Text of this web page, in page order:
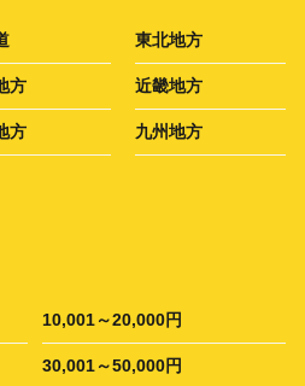
東北地方
方 近畿地方
方 九州地方
10,001～20,000円
30,001～50,000円